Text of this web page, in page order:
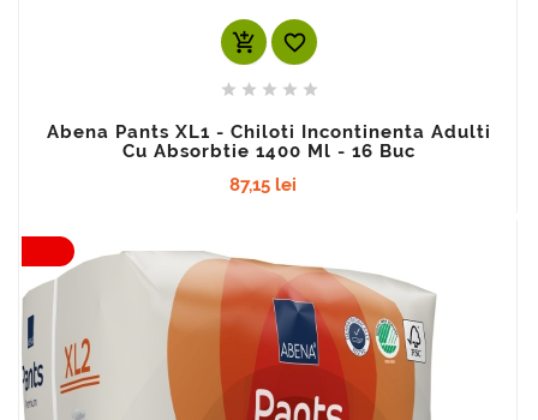
add_shopping_cart 
    
Abena Pants XL1 - Chiloti Incontinenta Adulti
Cu Absorbtie 1400 Ml - 16 Buc
87,15 lei